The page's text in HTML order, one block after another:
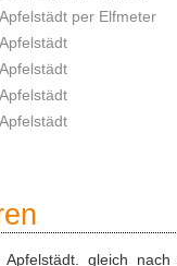
per Elfmeter
Apfelstädt. gleich